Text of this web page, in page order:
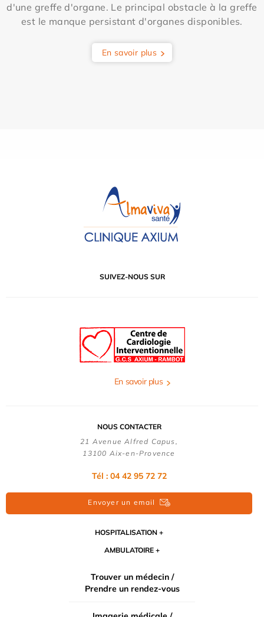
d'une greffe d'organe. Le principal obstacle à la greffe
est le manque persistant d'organes disponibles.
En savoir plus
SUIVEZ-NOUS SUR
En savoir plus
NOUS CONTACTER
21 Avenue Alfred Capus,
13100 Aix-en-Provence
Tél : 04 42 95 72 72
Envoyer un email
HOSPITALISATION
AMBULATOIRE
Trouver un médecin /
Prendre un rendez-vous